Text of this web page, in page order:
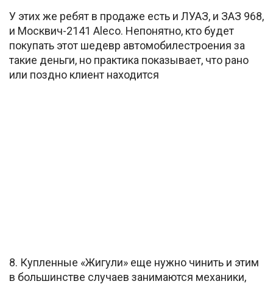
У этих же ребят в продаже есть и ЛУАЗ, и ЗАЗ 968,
и Москвич-2141 Aleco. Непонятно, кто будет
покупать этот шедевр автомобилестроения за
такие деньги, но практика показывает, что рано
или поздно клиент находится
8. Купленные «Жигули» еще нужно чинить и этим
в большинстве случаев занимаются механики,